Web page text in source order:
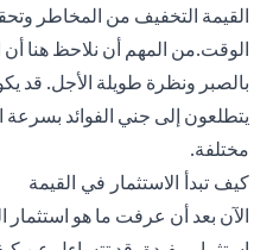
القيمة التخفيف من المخاطر
الوقت.من المهم أن نلاحظ هنا أن
بالصبر ونظرة طويلة الأجل. قد
يتطلعون إلى جني الفوائد بسرعة
مختلفة.
كيف تبدأ الاستثمار في القيمة
الآن بعد أن عرفت ما هو استثمار